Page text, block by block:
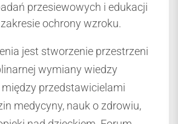
przesiewowych i edukacji
ochrony wzroku.
jest stworzenie przestrzeni
wymiany wiedzy
przedstawicielami
medycyny, nauk o zdrowiu,